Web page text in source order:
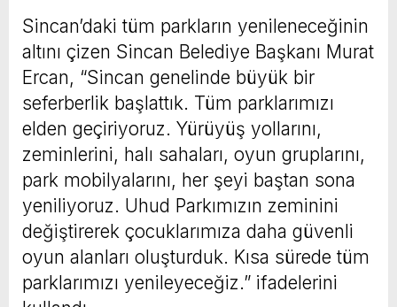
Sincan’daki tüm parkların yenileneceğinin
altını çizen Sincan Belediye Başkanı Murat
Ercan, “Sincan genelinde büyük bir
seferberlik başlattık. Tüm parklarımızı
elden geçiriyoruz. Yürüyüş yollarını,
zeminlerini, halı sahaları, oyun gruplarını,
park mobilyalarını, her şeyi baştan sona
yeniliyoruz. Uhud Parkımızın zeminini
değiştirerek çocuklarımıza daha güvenli
oyun alanları oluşturduk. Kısa sürede tüm
parklarımızı yenileyeceğiz.” ifadelerini